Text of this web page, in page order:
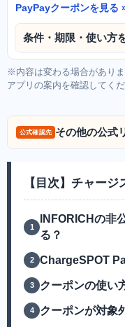
PayPayクーポンを見る
条件・期限・使い方
※内容は変わる場合があり
アプリの案内を確認してくだ
公式確認先 その他の公式
【目次】チャー
INFORICHの非
る？
ChargeSPOT
クーポンの使い
クーポンが対象